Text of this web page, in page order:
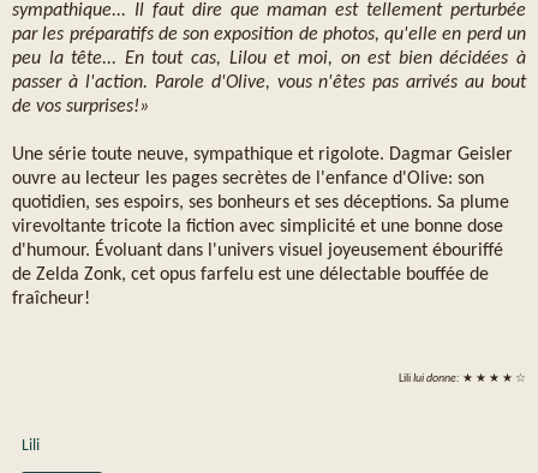
sympathique... Il faut dire que maman est tellement perturbée
par les préparatifs de son exposition de photos, qu'elle en perd un
peu la tête... En tout cas, Lilou et moi, on est bien décidées à
passer à l'action. Parole d'Olive, vous n'êtes pas arrivés au bout
de vos surprises!»
Une série toute neuve, sympathique et rigolote. Dagmar Geisler
ouvre au lecteur les pages secrètes de l'enfance d'Olive: son
quotidien, ses espoirs, ses bonheurs et ses déceptions. Sa plume
virevoltante tricote la fiction avec simplicité et une bonne dose
d'humour. Évoluant dans l'univers visuel joyeusement ébouriffé
de Zelda Zonk, cet opus farfelu est une délectable bouffée de
fraîcheur!
Lililui donne: ★ ★ ★ ★ ☆
Lili